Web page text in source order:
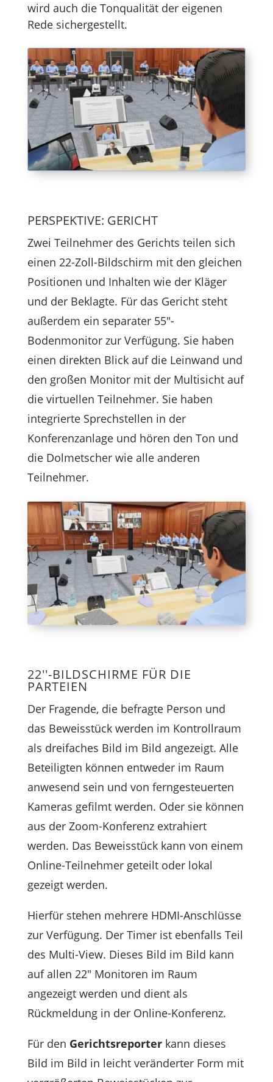
wird auch die Tonqualität der eigenen
Rede sichergestellt.
PERSPEKTIVE: GERICHT
Zwei Teilnehmer des Gerichts teilen sich
einen 22-Zoll-Bildschirm mit den gleichen
Positionen und Inhalten wie der Kläger
und der Beklagte. Für das Gericht steht
außerdem ein separater 55"-
Bodenmonitor zur Verfügung. Sie haben
einen direkten Blick auf die Leinwand und
den großen Monitor mit der Multisicht auf
die virtuellen Teilnehmer. Sie haben
integrierte Sprechstellen in der
Konferenzanlage und hören den Ton und
die Dolmetscher wie alle anderen
Teilnehmer.
22''-BILDSCHIRME FÜR DIE
PARTEIEN
Der Fragende, die befragte Person und
das Beweisstück werden im Kontrollraum
als dreifaches Bild im Bild angezeigt. Alle
Beteiligten können entweder im Raum
anwesend sein und von ferngesteuerten
Kameras gefilmt werden. Oder sie können
aus der Zoom-Konferenz extrahiert
werden. Das Beweisstück kann von einem
Online-Teilnehmer geteilt oder lokal
gezeigt werden.
Hierfür stehen mehrere HDMI-Anschlüsse
zur Verfügung. Der Timer ist ebenfalls Teil
des Multi-View. Dieses Bild im Bild kann
auf allen 22" Monitoren im Raum
angezeigt werden und dient als
Rückmeldung in der Online-Konferenz.
Für den Gerichtsreporterkann dieses
Bild im Bild in leicht veränderter Form mit